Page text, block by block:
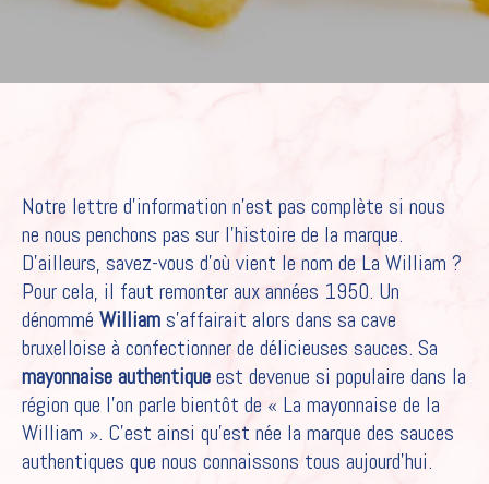
Notre lettre d’information n’est pas complète si nous
ne nous penchons pas sur l’histoire de la marque.
D’ailleurs, savez-vous d’où vient le nom de La William ?
Pour cela, il faut remonter aux années 1950. Un
dénommé Williams’affairait alors dans sa cave
bruxelloise à confectionner de délicieuses sauces. Sa
mayonnaise authentiqueest devenue si populaire dans la
région que l’on parle bientôt de « La mayonnaise de la
William ». C’est ainsi qu’est née la marque des sauces
authentiques que nous connaissons tous aujourd’hui.